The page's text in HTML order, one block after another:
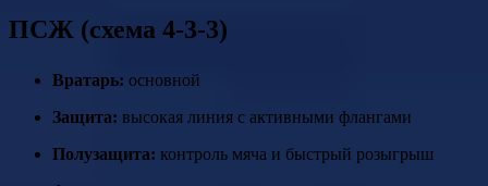
ПСЖ (схема 4-3-3)
Вратарь: основной
Защита: высокая линия с активными флангами
Полузащита: контроль мяча и быстрый розыгрыш